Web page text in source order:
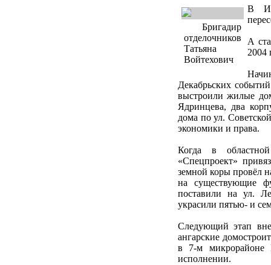
Бригадир
отделочников
Татьяна
Войтехович
В
А
2004
Декабрьских
выстроили жилые
Ядринцева, два
дома по ул.
экономики и права.
Когда в
«Спецпроект»
земной коры провёл
на существующие
поставили на ул.
украсили пятью- и
Следующий этап
ангарские
в 7-м микрорайоне
исполнении.